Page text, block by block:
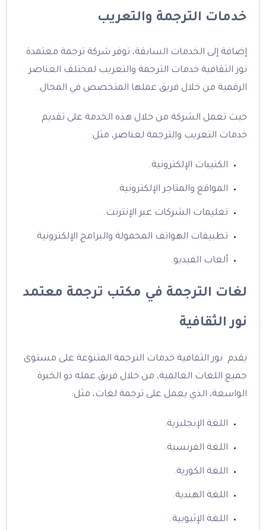
خدمات الترجمة والتعريب
إضافة إلى الخدمات السابقة، توفر شركة ترجمة معتمدة
نور الثقافية خدمات الترجمة والتعريب لمختلف العناصر
الرقمية من خلال فريق عملها المتخصص في المجال.
حيث تعمل الشركة من خلال هذه الخدمة على تقديم
خدمات التعريب والترجمة لعناصر، مثل:
الكتيبات الإلكترونية.
المواقع والمتاجر الإلكترونية.
تعليمات الشركات عبر الإنترنت.
تطبيقات الهواتف المحمولة والبرامج الإلكترونية.
ألعاب الفيديو.
لغات الترجمة في مكتب ترجمة معتمد
نور الثقافية
يقدم نور الثقافية خدمات الترجمة المتنوعة على مستوى
جميع اللغات العالمية، من خلال فريق عمله ذو الخبرة
الواسعة، الذي يعمل على ترجمة لغات، مثل:
اللغة الإنجليزية.
اللغة الفرنسية.
اللغة الكورية.
اللغة الهندية.
اللغة الإثيوبية.